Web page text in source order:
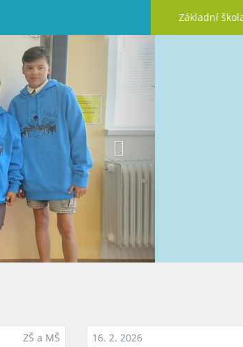
Základní
ZŠ a MŠ 16. 2. 2026